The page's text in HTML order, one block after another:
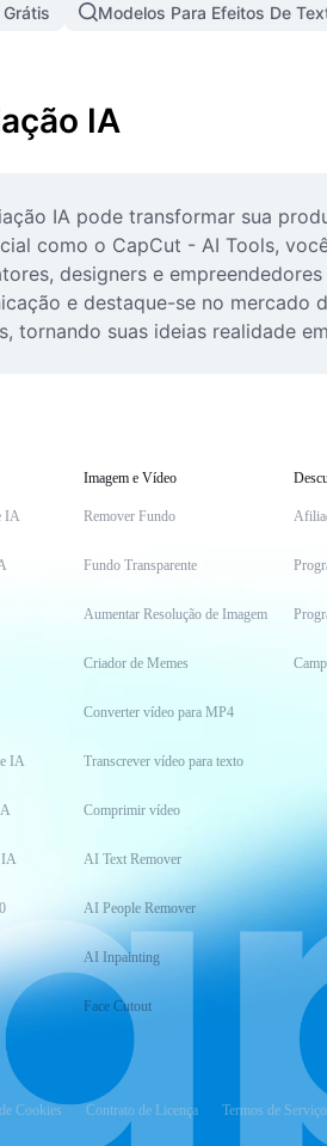
Modelos Para Efeitos De
IA
IA pode transformar sua
como o CapCut - AI Tools,
designers e
e destaque-se no
tornando suas ideias realidade
IA
IA
IA
Imagem e Vídeo
Remover Fundo
Fundo Transparente
Aumentar Resolução de Imagem
Criador de Memes
Converter vídeo para MP4
Transcrever vídeo para texto
Comprimir vídeo
AI Text Remover
AI People Remover
AI Inpainting
Face Cutout
Cookies Contrato de Licença Termos de